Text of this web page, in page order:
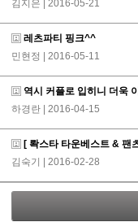
김지은
| 2016-05-21
레츠파티 핑크^^
민현정
| 2016-05-11
역시 커플로 입히니 더욱
하경란
| 2016-04-15
[ 롹스타 타운베스트 & 팬
김숙기
| 2016-02-28